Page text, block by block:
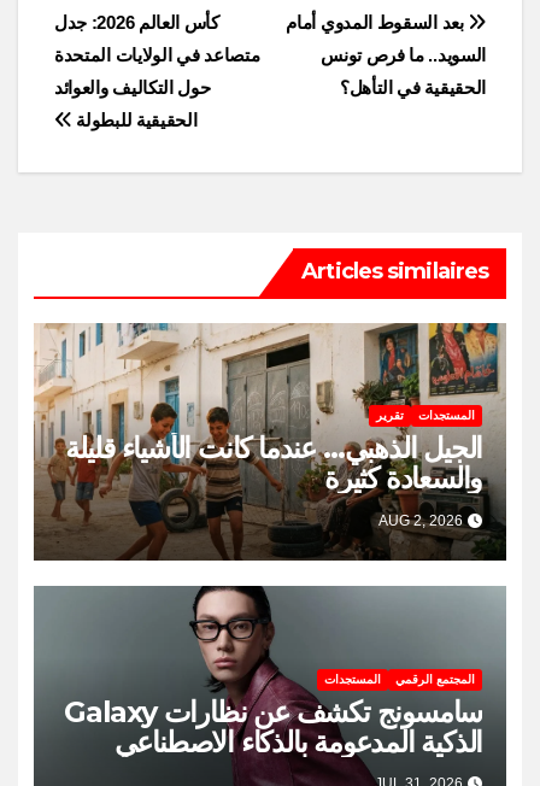
Post
navigation
كأس العالم 2026: جدل
متصاعد في الولايات المتحدة
حول التكاليف والعوائد
الحقيقية للبطولة
بعد السقوط المدوي أمام
السويد.. ما فرص تونس
الحقيقية في التأهل؟
Articles similaires
المستجدات تقرير
الجيل الذهبي… عندما كانت الأشياء قليلة
والسعادة كثيرة
AUG 2, 2026
المجتمع الرقمي المستجدات
سامسونج تكشف عن نظارات Galaxy
الذكية المدعومة بالذكاء الاصطناعي